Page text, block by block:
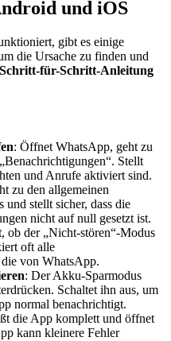
und iOS
gibt es einige
die Ursache zu finden und
Schritt-für-Schritt-Anleitung
: Öffnet WhatsApp, geht zu
Stellt
und Anrufe aktiviert sind.
zu den allgemeinen
und stellt sicher, dass die
nicht auf null gesetzt ist.
ob der „Nicht-stören“-Modus
oft alle
von WhatsApp.
: Der Akku-Sparmodus
Schaltet ihn aus, um
normal benachrichtigt.
die App komplett und öffnet
kann kleinere Fehler